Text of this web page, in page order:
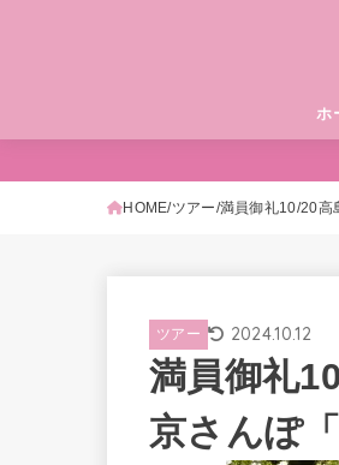
ホ
HOME ツアー 満員御礼10/20高
ツアー 2024.10.12
満員御礼
京さんぽ